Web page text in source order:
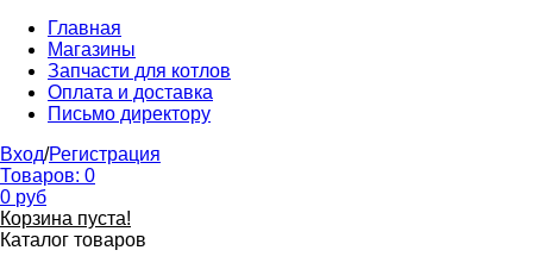
Главная
Магазины
Запчасти для котлов
Оплата и доставка
Письмо директору
Вход/Регистрация
Товаров: 0
0 руб
Корзина пуста!
Каталог товаров